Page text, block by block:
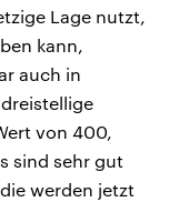
Lage nutzt,
kann,
auch in
von 400,
sind sehr gut
werden jetzt